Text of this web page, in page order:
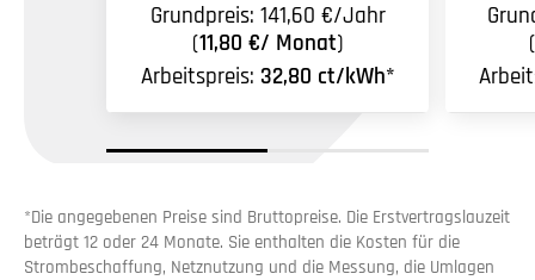
Grundpreis: 141,60 €/Jahr
(11,80 €/ Monat)
Arbeitspreis: 32,80 ct/kWh*
(
*Die angegebenen Preise sind Bruttopreise. Die Erstvertragslauzeit
beträgt 12 oder 24 Monate. Sie enthalten die Kosten für die
Strombeschaffung, Netznutzung und die Messung, die Umlagen